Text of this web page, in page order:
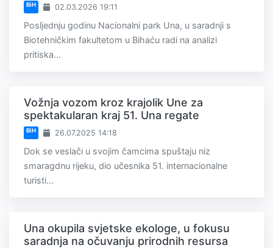
BiH 02.03.2026 19:11
Posljednju godinu Nacionalni park Una, u saradnji s
Biotehničkim fakultetom u Bihaću radi na analizi
pritiska...
Vožnja vozom kroz krajolik Une za
spektakularan kraj 51. Una regate
BiH 26.07.2025 14:18
Dok se veslači u svojim čamcima spuštaju niz
smaragdnu rijeku, dio učesnika 51. internacionalne
turisti...
Una okupila svjetske ekologe, u fokusu
saradnja na očuvanju prirodnih resursa